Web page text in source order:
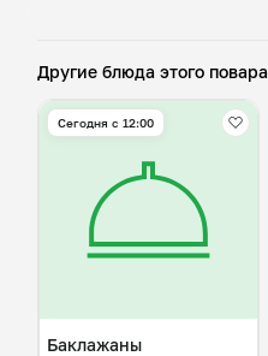
Другие блюда этого повара
Сегодня с 12:00
Баклажаны